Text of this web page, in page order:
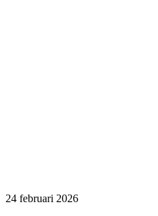
24 februari 2026